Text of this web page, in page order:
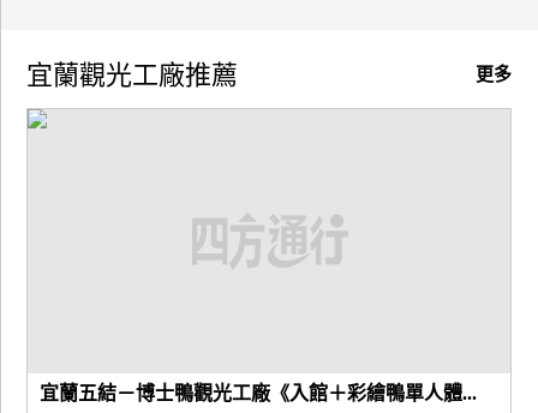
商
合
作
商
品
更多
宜蘭觀光工廠推薦
宜蘭五結－博士鴨觀光工廠《入館＋彩繪鴨單人體...